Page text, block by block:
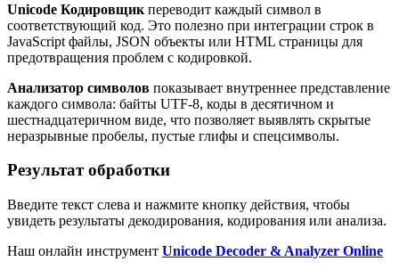
Unicode Кодировщик переводит каждый символ в
соответствующий код. Это полезно при интеграции строк в
JavaScript файлы, JSON объекты или HTML страницы для
предотвращения проблем с кодировкой.
Анализатор символов показывает внутреннее представление
каждого символа: байты UTF-8, коды в десятичном и
шестнадцатеричном виде, что позволяет выявлять скрытые
неразрывные пробелы, пустые глифы и спецсимволы.
Результат обработки
Введите текст слева и нажмите кнопку действия, чтобы
увидеть результаты декодирования, кодирования или анализа.
Наш онлайн инструмент Unicode Decoder & Analyzer Online